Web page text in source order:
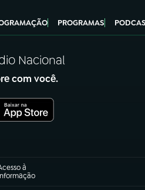
PROGRAMAS
Nacional
com você.
à